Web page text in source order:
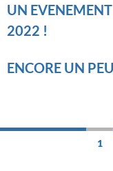
UN
2022 !
ENCORE UN
1